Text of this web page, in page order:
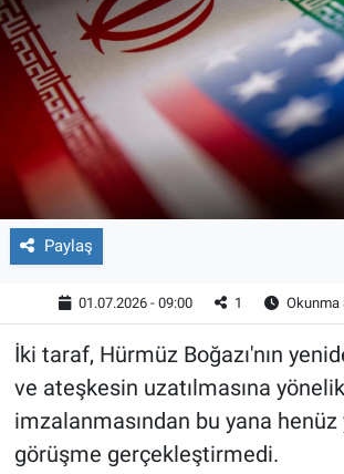
Paylaş
01.07.2026 - 09:00 1 Okunma
İki taraf, Hürmüz Boğazı'nın
ve ateşkesin uzatılmasına
imzalanmasından bu yana
görüşme gerçekleştirmedi.